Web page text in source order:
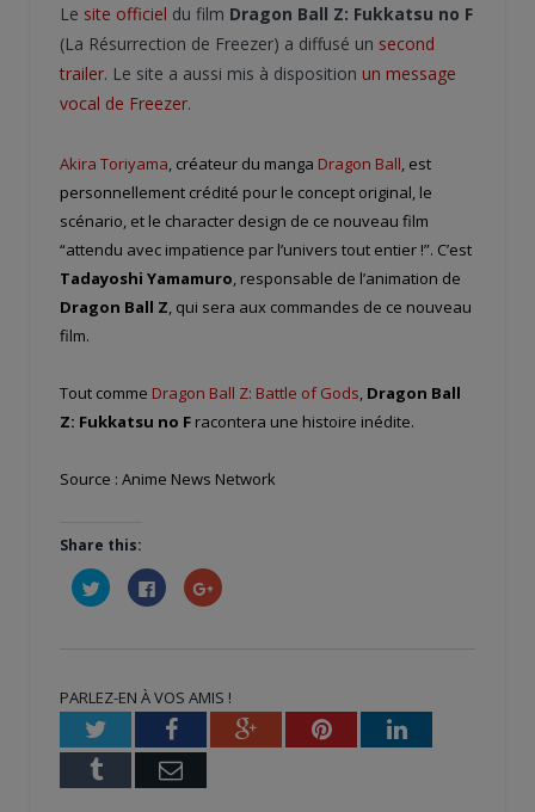
Le site officiel du film Dragon Ball Z: Fukkatsu no F
(La Résurrection de Freezer) a diffusé un second
trailer. Le site a aussi mis à disposition un message
vocal de Freezer.
Akira Toriyama, créateur du manga Dragon Ball, est
personnellement crédité pour le concept original, le
scénario, et le character design de ce nouveau film
“attendu avec impatience par l’univers tout entier !”. C’est
Tadayoshi Yamamuro, responsable de l’animation de
Dragon Ball Z, qui sera aux commandes de ce nouveau
film.
Tout comme Dragon Ball Z: Battle of Gods, Dragon Ball
Z: Fukkatsu no F racontera une histoire inédite.
Source : Anime News Network
Share this:
Cliquez
pour
partager
fenêtre)
Cliquez
pour
partager
fenêtre)
Cliquez
pour
nouvelle
fenêtre)
PARLEZ-EN À VOS AMIS !
TwitterFacebookGoogle+PinterestLinkedIn
Tumblr Email